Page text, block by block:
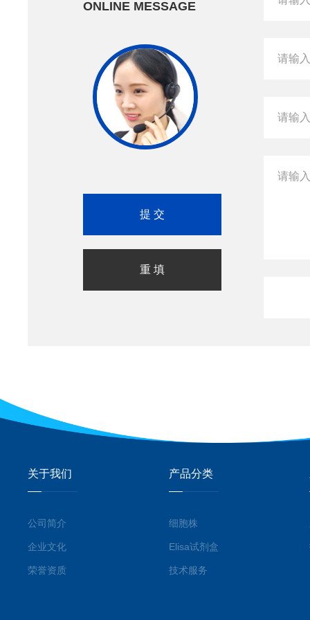
ONLINE MESSAGE
关于我们
公司简介
企业文化
荣誉资质
产品分类
细胞株
Elisa试剂盒
技术服务